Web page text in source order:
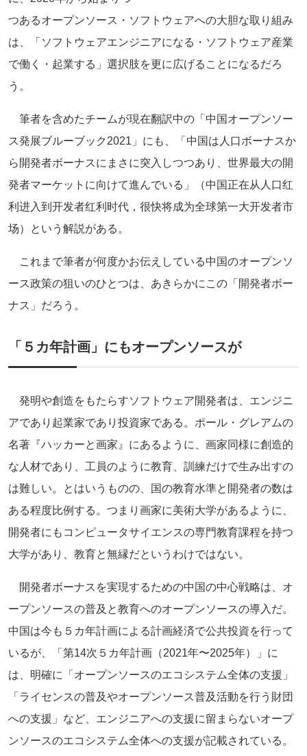
つあるオープンソース・ソフトウェアへの大胆な取り組み
は、「ソフトウェアエンジニアになる・ソフトウェア産業
で働く・起業する」選択肢を更に広げることになるだろ
う。
筆者を含めたチームが現在翻訳中の「中国オープンソー
ス発展ブルーブック2021」にも、「中国は人口ボーナスか
ら開発者ボーナスにまさに突入しつつあり、世界最大の開
発者マーケットに向けて進んでいる」（中国正在从人口红
利进入到开发者红利时代，很快将成为全球第一大开发者市
场）という解説がある。
これまで筆者が何度かお伝えしている中国のオープンソ
ース政策の狙いのひとつは、あきらかにこの「開発者ボー
ナス」だろう。
「５カ年計画」にもオープンソースが
発明や創造をもたらすソフトウェア開発者は、エンジニ
アであり起業家であり投資家である。ポール・グレアムの
名著『ハッカーと画家』にあるように、画家同様に創造的
な人材であり、工員のように教育、訓練だけで生み出すの
は難しい。とはいうものの、国の教育水準と開発者の数は
ある程度比例する。つまり画家に美術大学があるように、
開発者にもコンピュータサイエンスの専門教育課程を持つ
大学があり、教育と無縁だというわけではない。
開発者ボーナスを実現するための中国の中心戦略は、オ
ープンソースの普及と教育へのオープンソースの導入だ。
中国は今も５カ年計画による計画経済で公共投資を行って
いるが、「第14次５カ年計画（2021年〜2025年）」に
は、明確に「オープンソースのエコシステム全体の支援」
「ライセンスの普及やオープンソース普及活動を行う財団
への支援」など、エンジニアへの支援に留まらないオープ
ンソースのエコシステム全体への支援が記載されている。